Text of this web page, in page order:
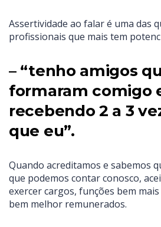
Assertividade ao falar é uma das
profissionais que mais tem
– “tenho amigos
formaram comigo
recebendo 2 a 3
que eu”.
Quando acreditamos e sabemos
que podemos contar conosco,
exercer cargos, funções bem
bem melhor remunerados.